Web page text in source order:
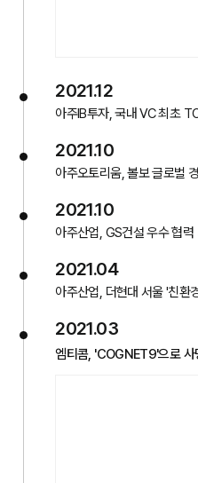
2021.12
아주IB투자, 국내 VC 최초
2021.10
아주오토리움, 볼보 글로벌
2021.10
아주산업, GS건설 우수 협
2021.04
아주산업, 더현대 서울 '친환
2021.03
엠티콤, 'COGNET9'으로 사